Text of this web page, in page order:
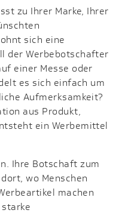
zu Ihrer Marke, Ihrer
sich eine
der Werbebotschafter
einer Messe oder
es sich einfach um
Aufmerksamkeit?
aus Produkt,
ein Werbemittel
Ihre Botschaft zum
wo Menschen
machen